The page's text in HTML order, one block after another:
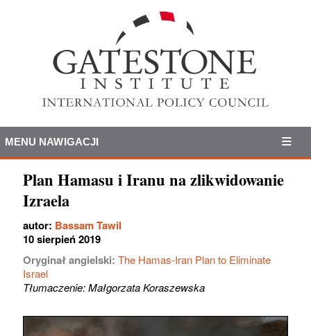
MENU NAWIGACJI
Plan Hamasu i Iranu na zlikwidowanie
Izraela
autor: Bassam Tawil
10 sierpień 2019
Oryginał angielski: The Hamas-Iran Plan to Eliminate
Israel
Tłumaczenie: Małgorzata Koraszewska